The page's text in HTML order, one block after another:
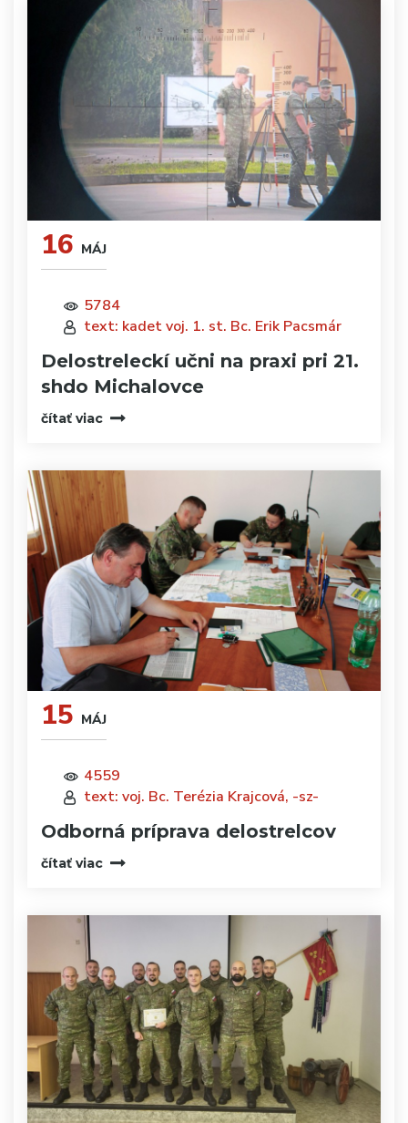
16 MÁJ
5784
text: kadet voj. 1. st. Bc. Erik Pacsmár
Delostreleckí učni na praxi pri 21.
shdo Michalovce
čítať viac
15 MÁJ
4559
text: voj. Bc. Terézia Krajcová, -sz-
Odborná príprava delostrelcov
čítať viac